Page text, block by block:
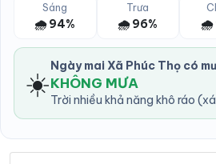
Sáng
🌧️ 94%
Trưa
🌧️ 96% 🌧️
☀️ Ngày mai Xã Phúc Thọ có
KHÔNG MƯA
Trời nhiều khả năng khô ráo